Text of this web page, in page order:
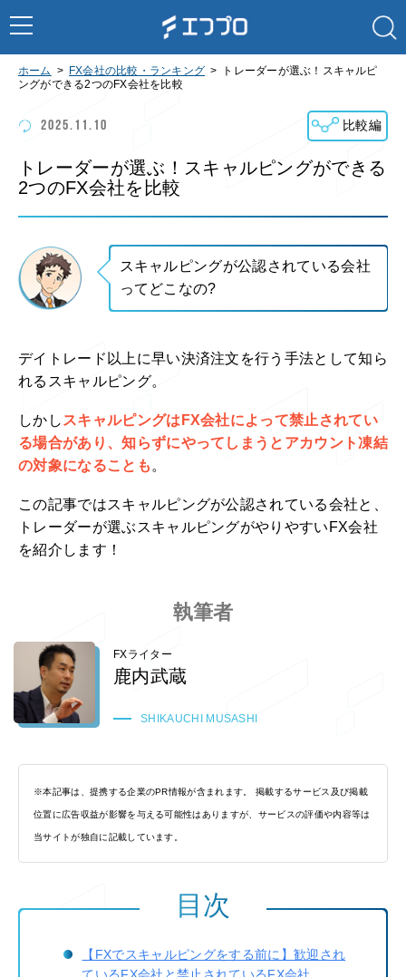
ホーム FX会社の比較・ランキング
トレーダーが選ぶ！スキャルピ
ングができる2つのFX会社を比較
2025.11.10 比較編
トレーダーが選ぶ！スキャルピングができる
2つのFX会社を比較
スキャルピングが公認されている会社
ってどこなの?
デイトレード以上に早い決済注文を行う手法として知ら
れるスキャルピング。
しかしスキャルピングはFX会社によって禁止されてい
る場合があり、知らずにやってしまうとアカウント凍結
の対象になることも。
この記事ではスキャルピングが公認されている会社と、
トレーダーが選ぶスキャルピングがやりやすいFX会社
を紹介します！
執筆者
FXライター
鹿内武蔵
SHIKAUCHI MUSASHI
※本記事は、提携する企業のPR情報が含まれます。 掲載するサービス及び掲載
位置に広告収益が影響を与える可能性はありますが、サービスの評価や内容等は
当サイトが独自に記載しています。
目次
【FXでスキャルピングをする前に】歓迎され